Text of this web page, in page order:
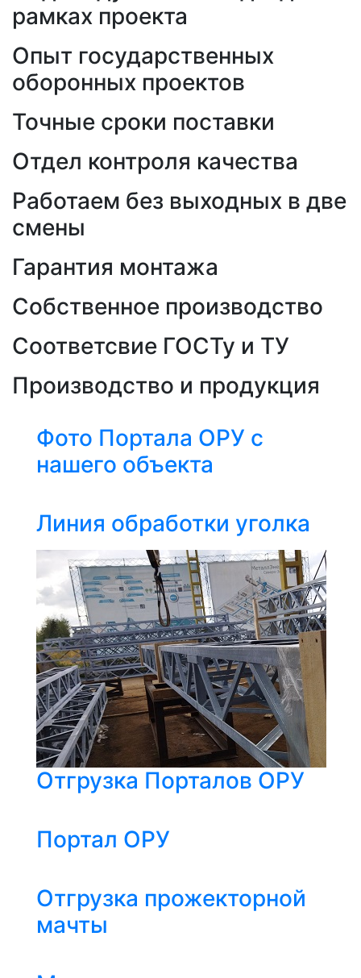
рамках проекта
Опыт государственных
оборонных проектов
Точные сроки поставки
Отдел контроля качества
Работаем без выходных в две
смены
Гарантия монтажа
Собственное производство
Соответсвие ГОСТу и ТУ
Производство и продукция
Фото Портала ОРУ с
нашего объекта
Линия обработки уголка
Отгрузка Порталов ОРУ
Портал ОРУ
Отгрузка прожекторной
мачты